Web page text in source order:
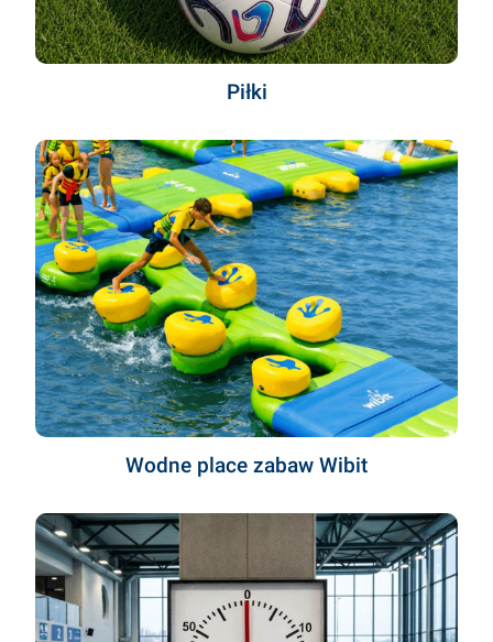
Piłki
Wodne place zabaw Wibit